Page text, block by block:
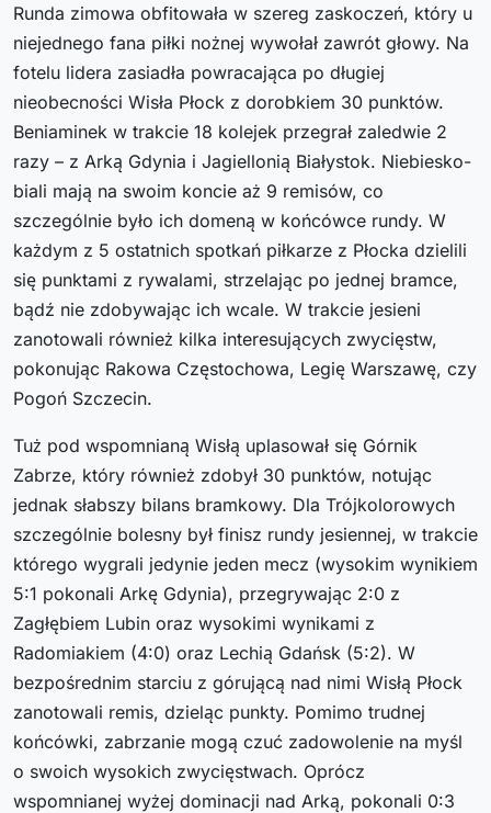
Runda zimowa obfitowała w szereg zaskoczeń, który u
niejednego fana piłki nożnej wywołał zawrót głowy. Na
fotelu lidera zasiadła powracająca po długiej
nieobecności Wisła Płock z dorobkiem 30 punktów.
Beniaminek w trakcie 18 kolejek przegrał zaledwie 2
razy – z Arką Gdynia i Jagiellonią Białystok. Niebiesko-
biali mają na swoim koncie aż 9 remisów, co
szczególnie było ich domeną w końcówce rundy. W
każdym z 5 ostatnich spotkań piłkarze z Płocka dzielili
się punktami z rywalami, strzelając po jednej bramce,
bądź nie zdobywając ich wcale. W trakcie jesieni
zanotowali również kilka interesujących zwycięstw,
pokonując Rakowa Częstochowa, Legię Warszawę, czy
Pogoń Szczecin.
Tuż pod wspomnianą Wisłą uplasował się Górnik
Zabrze, który również zdobył 30 punktów, notując
jednak słabszy bilans bramkowy. Dla Trójkolorowych
szczególnie bolesny był finisz rundy jesiennej, w trakcie
którego wygrali jedynie jeden mecz (wysokim wynikiem
5:1 pokonali Arkę Gdynia), przegrywając 2:0 z
Zagłębiem Lubin oraz wysokimi wynikami z
Radomiakiem (4:0) oraz Lechią Gdańsk (5:2). W
bezpośrednim starciu z górującą nad nimi Wisłą Płock
zanotowali remis, dzieląc punkty. Pomimo trudnej
końcówki, zabrzanie mogą czuć zadowolenie na myśl
o swoich wysokich zwycięstwach. Oprócz
wspomnianej wyżej dominacji nad Arką, pokonali 0:3